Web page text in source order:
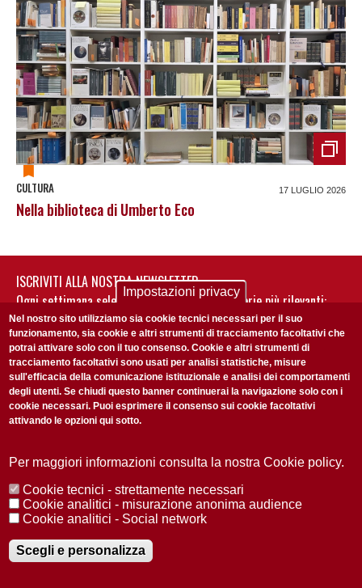
CULTURA 17 LUGLIO 2026
Nella biblioteca di Umberto Eco
ISCRIVITI ALLA NOSTRA NEWSLETTER
Ogni settimana selezioniamo per te nostre storie più rilevanti:
non perderti gli aggiornamenti della nostra newsletter
Accetto laPrivacy Policy
Redazione Copyright Privacy
Area stampa
© 2025 Università di Padova
Registrazione presso il Tribunale di Padova n. 2097/2012 del 18 giugno
2012
Impostazioni privacy
Nel nostro sito utilizziamo sia cookie tecnici necessari per il suo
funzionamento, sia cookie e altri strumenti di tracciamento facoltativi che
potrai attivare solo con il tuo consenso. Cookie e altri strumenti di
tracciamento facoltativi sono usati per analisi statistiche, misure
sull'efficacia della comunicazione istituzionale e analisi dei comportamenti
degli utenti. Se chiudi questo banner continuerai la navigazione solo con i
cookie necessari. Puoi esprimere il consenso sui cookie facoltativi
attivando le opzioni qui sotto.
Per maggiori informazioni consulta la nostra Cookie policy.
Cookie tecnici - strettamente necessari
Cookie analitici - misurazione anonima audience
Cookie analitici - Social network
Scegli e personalizza